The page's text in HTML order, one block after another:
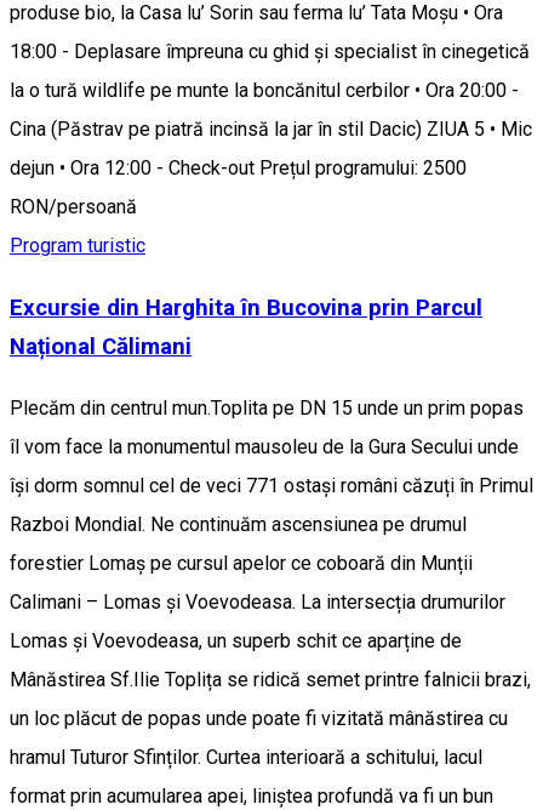
produse bio, la Casa lu’ Sorin sau ferma lu’ Tata Moșu • Ora
18:00 - Deplasare împreuna cu ghid și specialist în cinegetică
la o tură wildlife pe munte la boncănitul cerbilor • Ora 20:00 -
Cina (Păstrav pe piatră incinsă la jar în stil Dacic) ZIUA 5 • Mic
dejun • Ora 12:00 - Check-out Prețul programului: 2500
RON/persoană
Program turistic
Excursie din Harghita în Bucovina prin Parcul
Național Călimani
Plecăm din centrul mun.Toplita pe DN 15 unde un prim popas
îl vom face la monumentul mausoleu de la Gura Secului unde
își dorm somnul cel de veci 771 ostași români căzuți în Primul
Razboi Mondial. Ne continuăm ascensiunea pe drumul
forestier Lomaș pe cursul apelor ce coboară din Munții
Calimani – Lomas și Voevodeasa. La intersecția drumurilor
Lomas și Voevodeasa, un superb schit ce aparține de
Mânăstirea Sf.Ilie Toplița se ridică semet printre falnicii brazi,
un loc plăcut de popas unde poate fi vizitată mânăstirea cu
hramul Tuturor Sfinților. Curtea interioară a schitului, lacul
format prin acumularea apei, liniștea profundă va fi un bun